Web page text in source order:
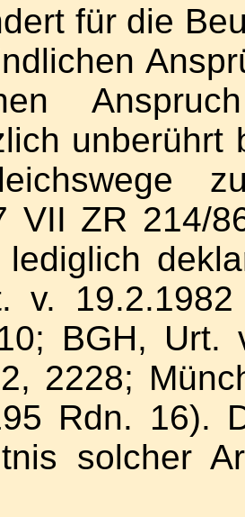
für die
unberührt
VII ZR 214/
lediglich
v.
BGH, Urt.
2228;
Rdn. 16).
solcher